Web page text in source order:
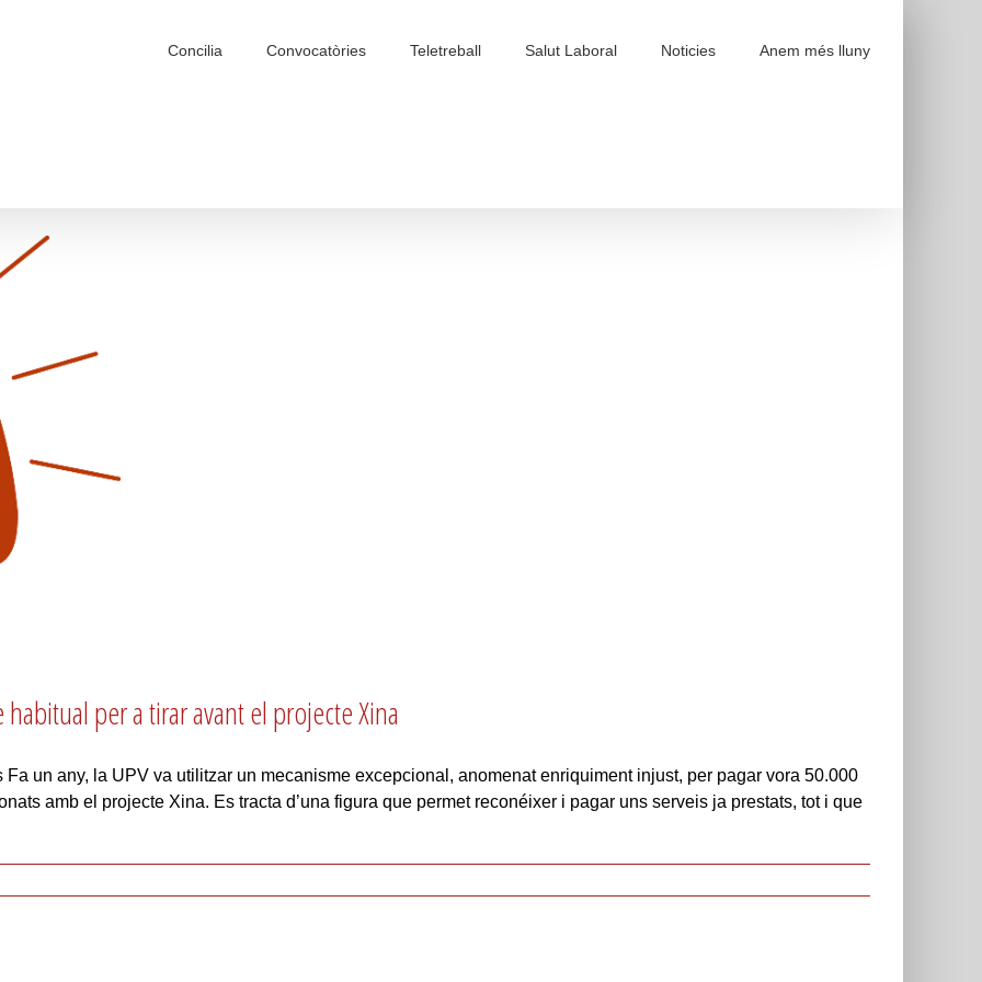
Concilia Convocatòries Teletreball Salut Laboral Noticies Anem més lluny
per a tirar avant el projecte Xina
un any, la UPV va utilitzar un mecanisme excepcional, anomenat enriquiment injust, per pagar vora 50.000
amb el projecte Xina. Es tracta d’una figura que permet reconéixer i pagar uns serveis ja prestats, tot i que